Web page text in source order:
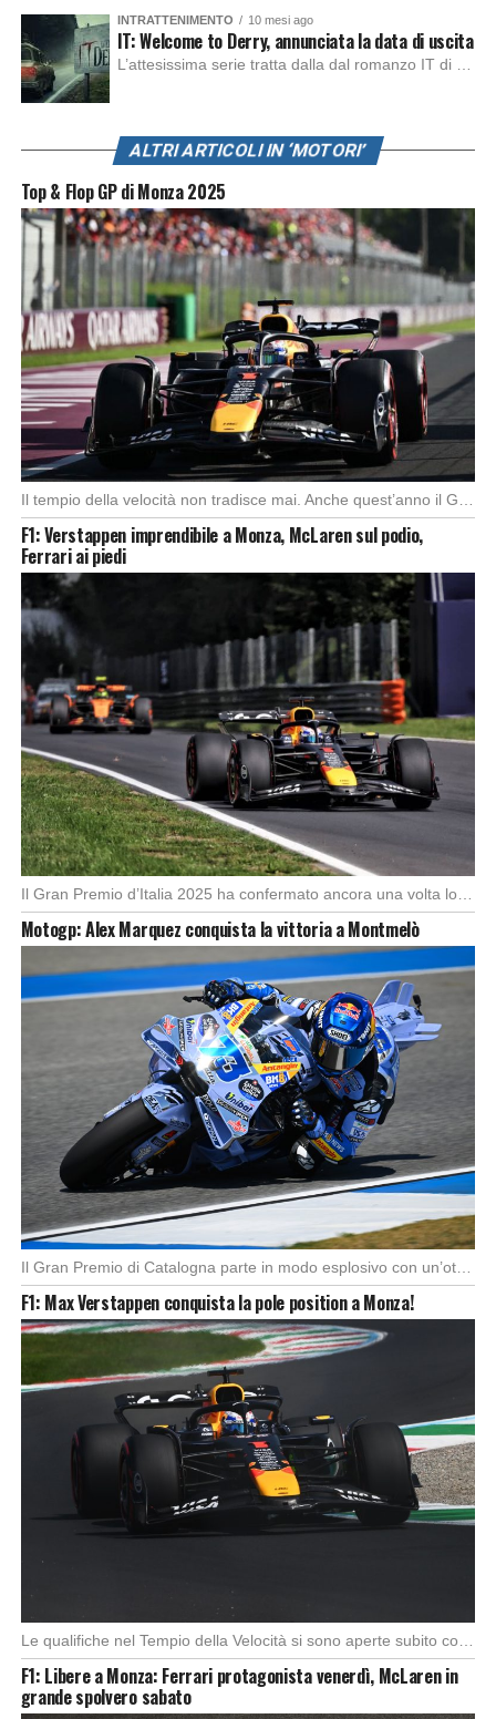
Alex Marquez vince il Gran Premio catalano con forza,
dopo una lunga battaglia con il fratello Marc Marquez, sul
secondo gradino del podio e infine un fantastico Enea
Foto: SkySport
INTRATTENIMENTO 10 mesi ago
IT: Welcome to Derry, annunciata la data di uscita
L’attesissima serie tratta dalla dal romanzo IT di Stephen King, arriverà anche in Italia, molto prima del previsto, dato che nei giorni precedenti HBO Max ha rivelato la data di uscita negli Stati Uniti, è giunto il momento anche per l’Italia. La nuova serie drammatica creata dal regista Andy Muschietti, basata sul romanzo best seller […]
ALTRI ARTICOLI IN ‘MOTORI’
Top & Flop GP di Monza 2025
F1: Verstappen imprendibile a Monza, McLaren sul podio,
Ferrari ai piedi
Motogp: Alex Marquez conquista la vittoria a Montmelò
Il Gran Premio di Catalogna parte in modo esplosivo con un’ottima partenza di Alex Marquez, […]
F1: Max Verstappen conquista la pole position a Monza!
F1: Libere a Monza: Ferrari protagonista venerdì, McLaren in
grande spolvero sabato